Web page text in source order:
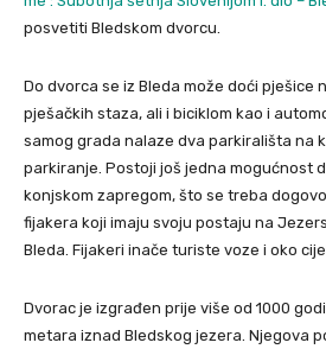
posvetiti Bledskom dvorcu.
Do dvorca se iz Bleda može doći pješice
pješačkih staza, ali i biciklom kao i
samog grada nalaze dva parkirališta na
parkiranje. Postoji još jedna mogućnost
konjskom zapregom, što se treba
fijakera koji imaju svoju postaju na
Bleda. Fijakeri inače turiste voze i oko
Dvorac je izgrađen prije više od 1000
metara iznad Bledskog jezera. Njegova